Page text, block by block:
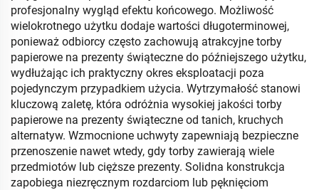
profesjonalny wygląd efektu końcowego. Możliwość
wielokrotnego użytku dodaje wartości długoterminowej,
ponieważ odbiorcy często zachowują atrakcyjne torby
papierowe na prezenty świąteczne do późniejszego użytku,
wydłużając ich praktyczny okres eksploatacji poza
pojedynczym przypadkiem użycia. Wytrzymałość stanowi
kluczową zaletę, która odróżnia wysokiej jakości torby
papierowe na prezenty świąteczne od tanich, kruchych
alternatyw. Wzmocnione uchwyty zapewniają bezpieczne
przenoszenie nawet wtedy, gdy torby zawierają wiele
przedmiotów lub cięższe prezenty. Solidna konstrukcja
zapobiega niezręcznym rozdarciom lub pęknięciom